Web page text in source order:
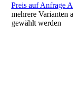
Preis auf Anfrage
mehrere Varianten
gewählt werden